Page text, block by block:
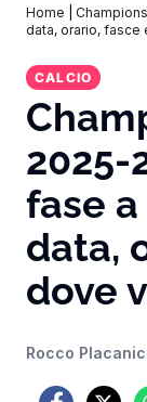
Home
data, orario,
CALCIO
2025-
fase
data,
dove
Rocco